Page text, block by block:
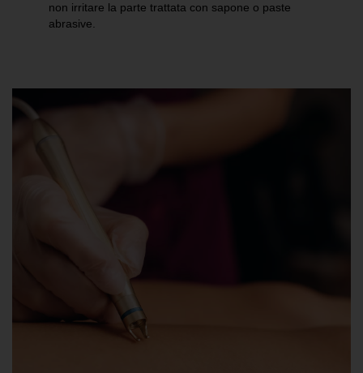
non irritare la parte trattata con sapone o paste
abrasive.